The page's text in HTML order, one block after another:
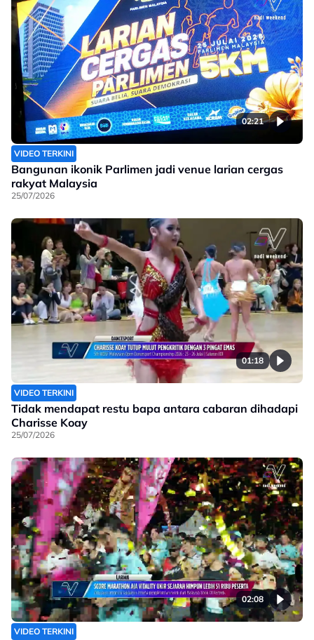
02:21
VIDEO TERKINI
Bangunan ikonik Parlimen jadi venue larian cergas
rakyat Malaysia
25/07/2026
01:18
VIDEO TERKINI
Tidak mendapat restu bapa antara cabaran dihadapi
Charisse Koay
25/07/2026
02:08
VIDEO TERKINI